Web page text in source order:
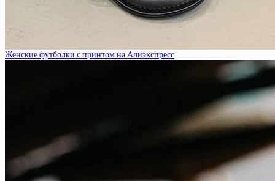
Женские футболки с принтом на Алиэкспресс